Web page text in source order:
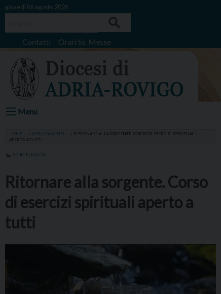
Skip
giovedì 06 agosto 2026
Contatti Orari Ss. Messe
Menu
HOME APPUNTAMENTI
RITORNARE ALLA SORGENTE. CORSO DI ESERCIZI SPIRITUALI
APERTO A TUTTI
SPIRITUALITÀ
Ritornare alla sorgente. Corso
di esercizi spirituali aperto a
tutti